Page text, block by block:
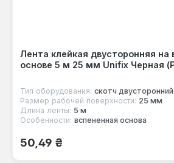
Лента клейкая двусторонняя на
основе 5 м 25 мм Unifix Черная
Тип оборудования: скотч двусторонний
Размер рабочей поверхности: 25 мм
Длина ленты: 5 м
Особенности: вспененная основа
Обычная цена:
50,49 ₴